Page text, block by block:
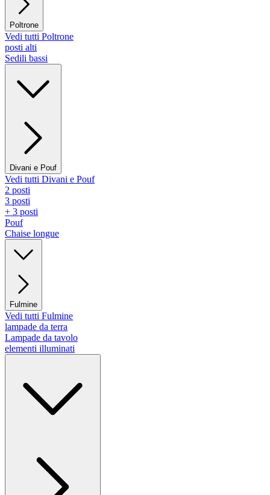
Poltrone
Vedi tutti Poltrone
posti alti
Sedili bassi
Divani e Pouf
Vedi tutti Divani e Pouf
2 posti
3 posti
+ 3 posti
Pouf
Chaise longue
Fulmine
Vedi tutti Fulmine
lampade da terra
Lampade da tavolo
elementi illuminati